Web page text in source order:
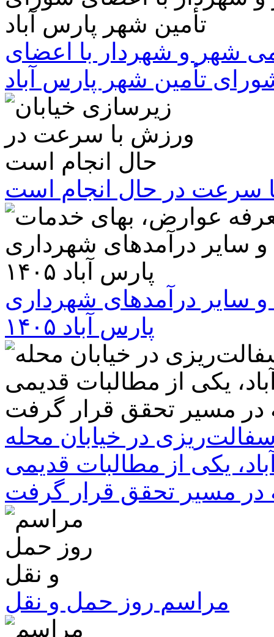
شهر و شهردار با اعضای
تأمین شهر پارس آباد
سرعت در حال انجام است
سایر درآمدهای شهرداری
پارس آباد ۱۴۰۵
در خیابان محله
یکی از مطالبات قدیمی
در مسیر تحقق قرار گرفت
مراسم روز حمل و نقل